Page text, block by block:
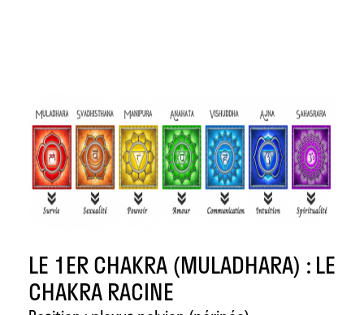
LE 1ER CHAKRA (MULADHARA) : LE
CHAKRA RACINE